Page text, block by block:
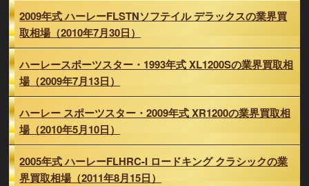
2009年式 ハーレーFLSTNソフテイル デラックスの業界買
取相場（2010年7月30日）
ハーレースポーツスター・1993年式 XL1200Sの業界買取相
場（2009年7月13日）
ハーレー スポーツスター・2009年式 XR1200の業界買取相
場（2010年5月10日）
2005年式 ハーレーFLHRC-I ロードキング クラシックの業
界買取相場（2011年8月15日）